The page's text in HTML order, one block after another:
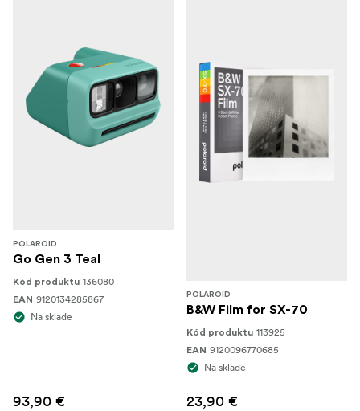
POLAROID
Go Gen 3 Teal
Kód produktu 136080
EAN 9120134285867
Na sklade
93,90 €
POLAROID
B&W Film for SX-70
Kód produktu 113925
EAN 9120096770685
Na sklade
23,90 €